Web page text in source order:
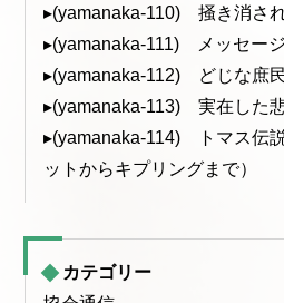
▸(yamanaka-110) 掻き消さ
▸(yamanaka-111) メッセー
▸(yamanaka-112) どじな庶
▸(yamanaka-113) 実在した
▸(yamanaka-114) トマス伝
ットからキプリングまで）
カテゴリー